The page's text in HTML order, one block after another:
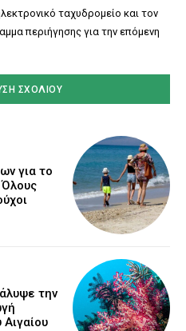
ταχυδρομείο και τον
περιήγησης για την επόμενη
για το
Όλους
την